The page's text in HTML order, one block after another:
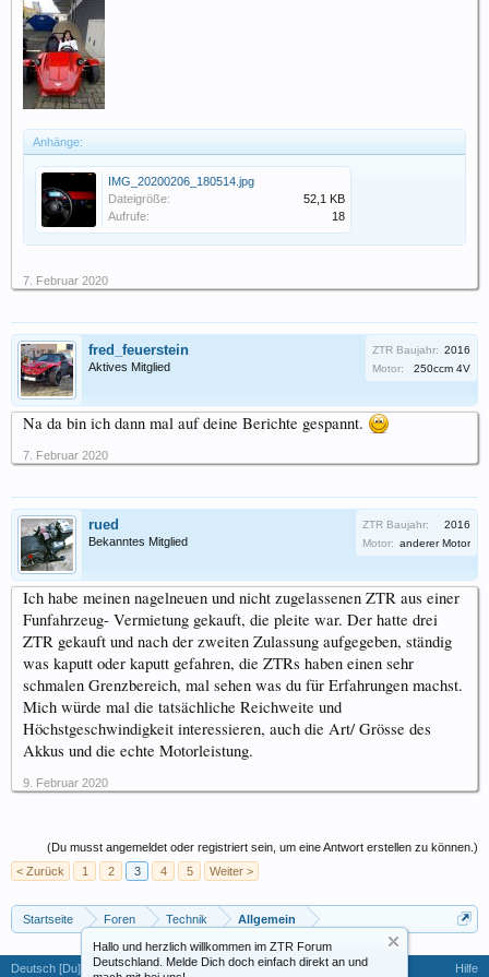
Hallo und herzlich willkommen im ZTR Forum
Deutschland. Melde Dich doch einfach direkt an und
Anhänge:
IMG_20200206_180514.jpg
Dateigröße:
52,1 KB
Aufrufe:
18
7. Februar 2020
fred_feuerstein
Aktives Mitglied
ZTR Baujahr: 2016
Motor:
250ccm 4V
Na da bin ich dann mal auf deine Berichte gespannt.
7. Februar 2020
rued
Bekanntes Mitglied
ZTR Baujahr:
2016
Motor: anderer Motor
Ich habe meinen nagelneuen und nicht zugelassenen ZTR aus einer
Funfahrzeug- Vermietung gekauft, die pleite war. Der hatte drei
ZTR gekauft und nach der zweiten Zulassung aufgegeben, ständig
was kaputt oder kaputt gefahren, die ZTRs haben einen sehr
schmalen Grenzbereich, mal sehen was du für Erfahrungen machst.
Mich würde mal die tatsächliche Reichweite und
Höchstgeschwindigkeit interessieren, auch die Art/ Grösse des
Akkus und die echte Motorleistung.
9. Februar 2020
(Du musst angemeldet oder registriert sein, um eine Antwort erstellen zu können.)
< Zurück
1 2 3 4 5 Weiter >
Startseite Foren Technik Allgemein
Deutsch [Du] Hilfe